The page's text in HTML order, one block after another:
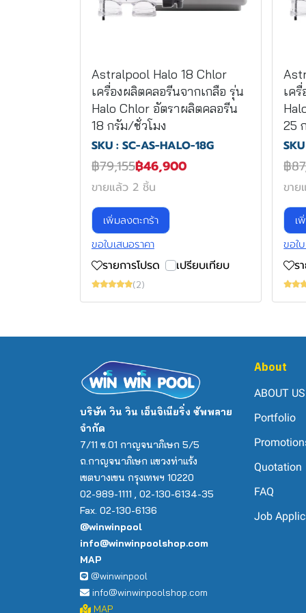
Astralpool Halo 18 Chlor
เครื่องผลิตคลอรีนจากเกลือ รุ่น
Halo Chlor อัตราผลิตคลอรีน
18 กรัม/ชั่วโมง
SKU : SC-AS-HALO-18G
฿79,155฿46,900
ขายแล้ว 2 ชิ้น
เพิ่มลงตะกร้า
ขอใบเสนอราคา
รายการโปรด เปรียบเทียบ
(2)
เค
25
฿
ขา
เ
ขอใ
ร
บริษัท วิน วิน เอ็นจิเนียริ่ง ซัพพลาย
จำกัด
7/11 ซ.01 กาญจนาภิเษก 5/5
ถ.กาญจนาภิเษก แขวงท่าแร้ง
เขตบางเขน กรุงเทพฯ 10220
02-989-1111 , 02-130-6134-35
Fax. 02-130-6136
@winwinpool
info@winwinpoolshop.com
MAP
@winwinpool
info@winwinpoolshop.com
MAP
About
ABOUT US
Portfolio
Quotation
FAQ
Job